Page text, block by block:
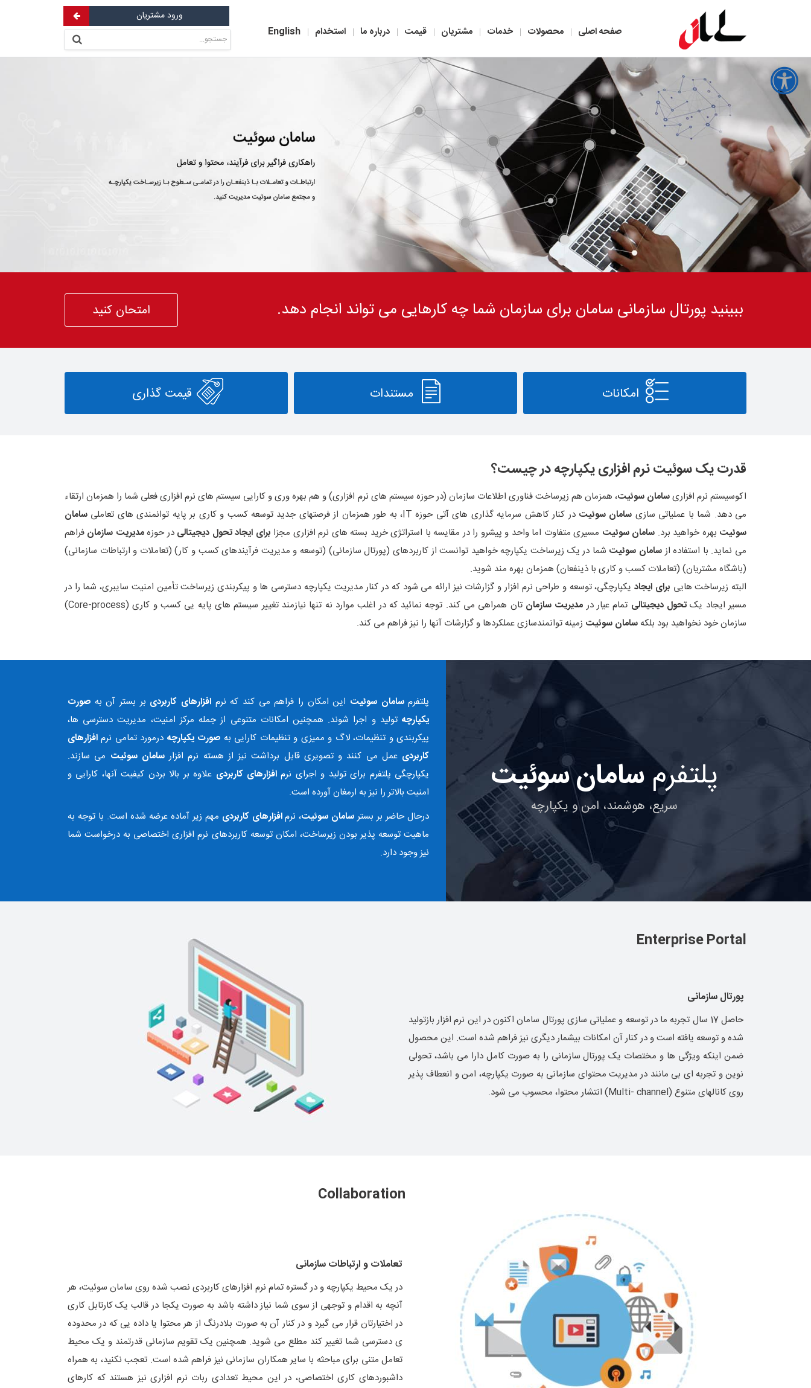
صفحه اصلی محصولات خدمات مشتریان قیمت درباره ما استخدام English
ورود مشتریان
ببینید پورتال سازمانی سامان برای سازمان شما چه کارهایی می تواند انجام دهد. امتحان کنید
امکانات مستندات قیمت گذاری
قدرت یک سوئیت نرم افزاری یکپارچه در چیست؟
اکوسیستم نرم افزاریسامان سوئیت، همزمان هم زیرساخت فناوری اطلاعات سازمان (در حوزه سیستم های نرم افزاری) و هم بهره وری و کارایی سیستم های نرم افزاری فعلی شما را همزمان ارتقاء
می دهد. شما با عملیاتی سازی سامان سوئیت در کنار کاهش سرمایه گذاری های آتی حوزه IT، به طور همزمان از فرصتهای جدید توسعه کسب و کاری بر پایه توانمندی های تعاملی
سامان
سوئیت بهره خواهید برد. سامان سوئیت مسیری متفاوت اما واحد و پیشرو را در مقایسه با استراتژی خرید بسته های نرم افزاری مجزا برای ایجادتحول دیجیتالی در حوزهمدیریت سازمان فراهم
می نماید. با استفاده ازسامان سوئیت شما در یک زیرساخت یکپارچه خواهید توانست از کاربردهای (پورتال سازمانی) (توسعه و مدیریت فرآیندهای کسب و کار) (تعاملات و ارتباطات سازمانی)
(باشگاه مشتریان) (تعاملات کسب و کاری با ذینفعان) همزمان بهره مند شوید.
البته زیرساخت هایی برای ایجادیکپارچگی، توسعه و طراحی نرم افزار و گزارشات نیز ارائه می شود که در کنار مدیریت یکپارچه دسترسی ها و پیکربندی زیرساخت تأمین امنیت سایبری، شما را در
مسیر ایجاد یک تحول دیجیتالی تمام عیار در مدیریت سازمان
تان همراهی می کند. توجه نمائید که در اغلب موارد نه تنها نیازمند تغییر سیستم های پایه یی کسب و کاری (Core-process)
سازمان خود نخواهید بود بلکه سامان سوئیت زمینه توانمندسازی عملکردها و گزارشات آنها را نیز فراهم می کند.
پلتفرمسامان سوئیت
سریع، هوشمند، امن و یکپارچه
پلتفرمسامان سوئیت این امکان را فراهم می کند که نرمافزارهای کاربردی بر بستر آن به صورت
یکپارچهتولید و اجرا شوند. همچنین امکانات متنوعی از جمله مرکز امنیت، مدیریت دسترسی ها،
پیکربندی و تنظیمات، لاگ و ممیزی و تنظیمات کارایی به صورت یکپارچه درمورد تمامی نرم افزارهای
کاربردی عمل می کنند و تصویری قابل برداشت نیز از هسته نرم افزارسامان سوئیت می سازند.
یکپارچگی پلتفرم برای تولید و اجرای نرم افزارهای کاربردی علاوه بر بالا بردن کیفیت آنها، کارایی و
امنیت بالاتر را نیز به ارمغان آورده است.
درحال حاضر بر بستر سامان سوئیت، نرمافزارهای کاربردی مهم زیر آماده عرضه شده است. با توجه به
ماهیت توسعه پذیر بودن زیرساخت، امکان توسعه کاربردهای نرم افزاری اختصاصی به درخواست شما
نیز وجود دارد.
Enterprise Portal
پورتال سازمانی
حاصل 17 سال تجربه ما در توسعه و عملیاتی سازی پورتال سامان اکنون در این نرم افزار بازتولید
شده و توسعه یافته است و در کنار آن امکانات بیشمار دیگری نیز فراهم شده است. این محصول
ضمن اینکه ویژگی ها و مختصات یک پورتال سازمانی را به صورت کامل دارا می باشد، تحولی
نوین و تجربه ای بی مانند در مدیریت محتوای سازمانی به صورت یکپارچه، امن و انعطاف پذیر
روی کانالهای متنوع (Multi- channel) انتشار محتوا، محسوب می شود.
Collaboration
تعاملات و ارتباطات سازمانی
در یک محیط یکپارچه و در گستره تمام نرم افزارهای کاربردی نصب شده روی سامان سوئیت، هر
آنچه به اقدام و توجهی از سوی شما نیاز داشته باشد به صورت یکجا در قالب یک کارتابل کاری
در اختیارتان قرار می گیرد و در کنار آن به صورت بلادرنگ از هر محتوا یا داده یی که در محدوده
ی دسترسی شما تغییر کند مطلع می شوید. همچنین یک تقویم سازمانی قدرتمند و یک محیط
تعامل متنی برای مباحثه با سایر همکاران سازمانی نیز فراهم شده است. تعجب نکنید، به همراه
داشبوردهای کاری اختصاصی، در این محیط تعدادی ربات نرم افزاری نیز هستند که کارهای